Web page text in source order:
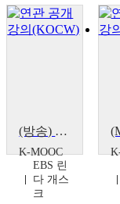
(방송) 위대한 수업2(GREAT MINDS) : 정신건강 특집 <우울장애>
K-MOOC
EBS 린
다 개스
크